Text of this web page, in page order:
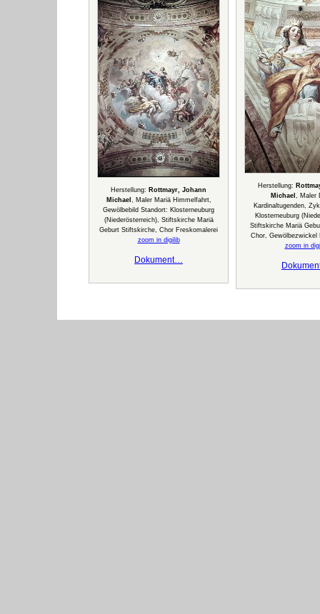
Herstellung: Rottmayr, Johann
Michael , Maler Mariä Himmelfahrt,
Gewölbebild Standort: Klosterneuburg
(Niederösterreich), Stiftskirche Mariä
Geburt Stiftskirche, Chor Freskomalerei
zoom in digilib
Dokument…
Herstellung:
Michael , Maler
Kardinaltugenden,
Klosterneuburg
Stiftskirche Mariä
Chor, Gewölbezwickel
zoom in